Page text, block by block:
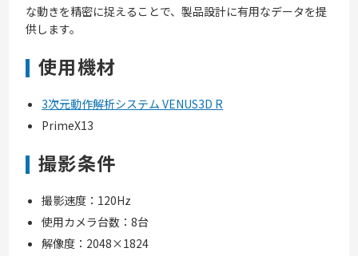
な動きを精密に捉えることで、製品設計に有用なデータを提
供します。
使用機材
3次元動作解析システム VENUS3D R
PrimeX13
撮影条件
撮影速度：120Hz
使用カメラ台数：8台
解像度： 2048×1824